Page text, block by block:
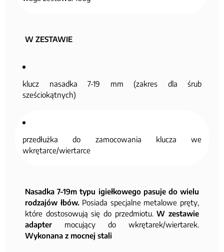
W ZESTAWIE
klucz nasadka 7-19 mm (zakres dla śrub
sześciokątnych)
przedłużka do zamocowania klucza we
wkrętarce/wiertarce
Nasadka 7-19m typu igiełkowego pasuje do wielu
rodzajów łbów.Posiada specjalne metalowe pręty,
które dostosowują się do przedmiotu.W zestawie
adapter mocujący do wkrętarek/wiertarek.
Wykonana z mocnej stali